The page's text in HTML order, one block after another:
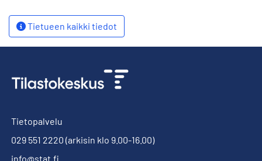
Tietueen kaikki tiedot
Tietopalvelu
029 551 2220 (arkisin klo 9.00-16.00)
info@stat.fi